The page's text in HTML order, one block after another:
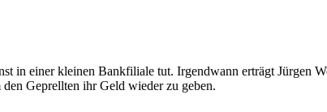
in einer kleinen Bankfiliale tut. Irgendwann erträgt Jürgen
Geprellten ihr Geld wieder zu geben.